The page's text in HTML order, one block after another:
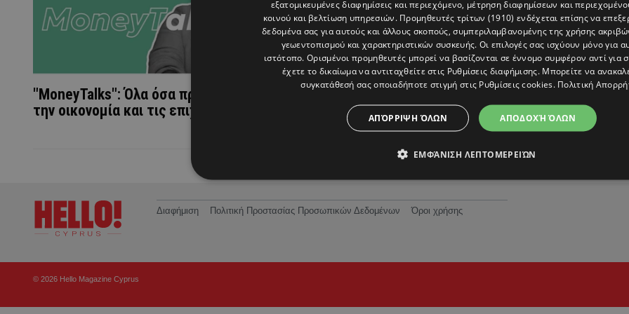
"MoneyTalks": Όλα όσα πρέπει να γνωρίζεις για
την οικονομία και τις επιχειρήσεις στην Κύπρο
Διαφήμιση Πολιτική Προστασίας Προσωπικών Δεδομένων Όροι χρήσης
© 2026 Hello Magazine Cyprus
εξατομικευμένες διαφημίσεις και περιεχόμενο, μέτρηση διαφημίσεων και
κοινού και βελτίωση υπηρεσιών. Προμηθευτές τρίτων (1910) ενδέχεται επίσης να
δεδομένα σας για αυτούς και άλλους σκοπούς, συμπεριλαμβανομένης της χρήσης
γεωεντοπισμού και χαρακτηριστικών συσκευής. Οι επιλογές σας ισχύουν μόνο για
ιστότοπο. Ορισμένοι προμηθευτές μπορεί να βασίζονται σε έννομο συμφέρον αντί για
έχετε το δικαίωμα να αντιταχθείτε στις Ρυθμίσεις διαφήμισης. Μπορείτε να
συγκατάθεσή σας οποιαδήποτε στιγμή στις Ρυθμίσεις cookies. Πολιτική
ΑΠΟΔΟΧΉ ΌΛΩΝ
ΑΠΌΡΡΙΨΗ ΌΛΩΝ
ΕΜΦΆΝΙΣΗ ΛΕΠΤΟΜΕΡΕΙΏΝ